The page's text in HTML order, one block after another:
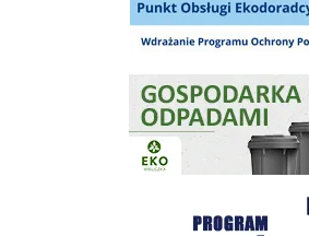
Gospodarka odpadami na terenie
Program "Czyste Powietrze" -